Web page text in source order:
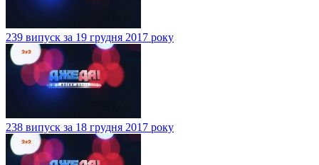
239 випуск за 19 грудня 2017 року
238 випуск за 18 грудня 2017 року